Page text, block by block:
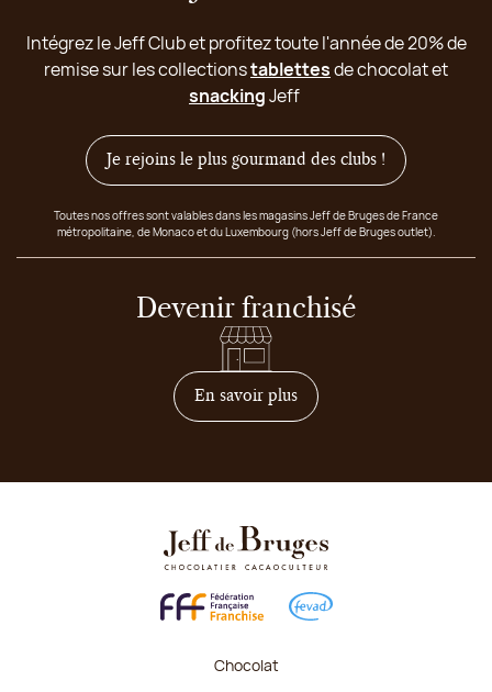
Intégrez le Jeff Club et profitez toute l'année de 20% de
remise sur les collectionstablettesde chocolat et
snackingJeff
Je rejoins le plus gourmand des clubs !
Toutes nos offres sont valables dans les magasins Jeff de Bruges de France
métropolitaine, de Monaco et du Luxembourg (hors Jeff de Bruges outlet).
Devenir franchisé
En savoir plussur comment devenir
Chocolat